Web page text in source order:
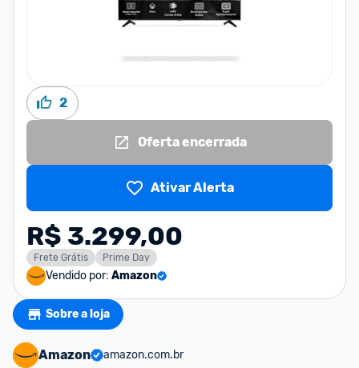
2
Oferta encerrada
Ativar Alerta
R$ 3.299,00
Frete Grátis Prime Day
Vendido por: Amazon
Sobre a loja
Amazon
amazon.com.br